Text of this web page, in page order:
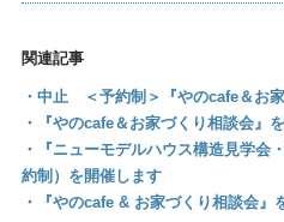
関連記事
・中止 ＜予約制＞『やのcafe＆お
・『やのcafe＆お家づくり相談会』
・『ニューモデルハウス構造見学会
約制）を開催します
・『やのcafe & お家づくり相談会』